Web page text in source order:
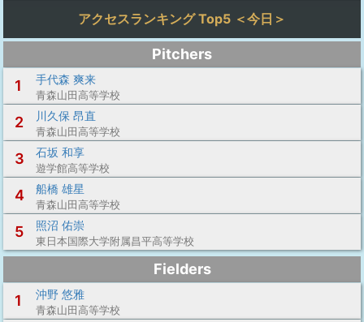
アクセスランキング Top5 ＜今日＞
Pitchers
1
手代森 爽来
青森山田高等学校
2 川久保 昂直
青森山田高等学校
3 石坂 和享
遊学館高等学校
4 船橋 雄星
青森山田高等学校
5 照沼 佑崇
東日本国際大学附属昌平高等学校
Fielders
1
沖野 悠雅
青森山田高等学校